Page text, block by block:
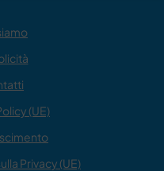
(UE)
Privacy (UE)